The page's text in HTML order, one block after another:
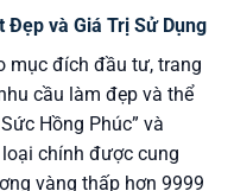
Đẹp và Giá Trị Sử Dụng
mục đích đầu tư, trang
cầu làm đẹp và thể
Hồng Phúc” và
loại chính được cung
vàng thấp hơn 9999